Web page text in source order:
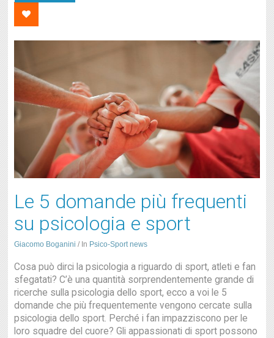
Le 5 domande più frequenti
su psicologia e sport
Giacomo Boganini / In Psico-Sport news
Cosa può dirci la psicologia a riguardo di sport, atleti e fan
sfegatati? C’è una quantità sorprendentemente grande di
ricerche sulla psicologia dello sport, ecco a voi le 5
domande che più frequentemente vengono cercate sulla
psicologia dello sport. Perché i fan impazziscono per le
loro squadre del cuore? Gli appassionati di sport possono